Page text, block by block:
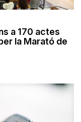
a 170 actes
la Marató de